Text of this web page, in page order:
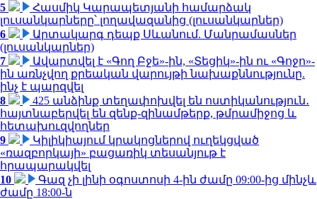
5
Հասմիկ Կարապետյանի համարձակ
լուսանկարները՝ լողավազանից (լուսանկարներ)
6
Արտակարգ դեպք Սևանում. Մանրամասներ
(լուսանկարներ)
7
Ավարտվել է «Գող Բջե»-ին, «Տեցիկ»-ին ու «Գոջո»-
ին առնչվող քրեական վարույթի նախաքննությունը.
ինչ է պարզվել
8
425 անձինք տեղափոխվել են ոստիկանություն․
հայտնաբերվել են զենք-զինամթերք, թմրամիջոց և
հետախուզվողներ
9
Կիլիկիայում կրակոցներով ուղեկցված
«ռազբորկայի» բացառիկ տեսանյութ է
հրապարակվել
10
Գազ չի լինի օգոստոսի 4-ին ժամը 09:00-ից մինչև
ժամը 18:00-ն